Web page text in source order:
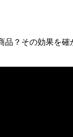
品？その効果を